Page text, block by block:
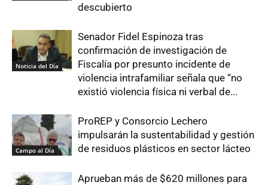
descubierto
Noticia del Día
Senador Fidel Espinoza tras
confirmación de investigación de
Fiscalía por presunto incidente de
violencia intrafamiliar señala que “no
existió violencia física ni verbal de...
Campo al Día
ProREP y Consorcio Lechero
impulsarán la sustentabilidad y gestión
de residuos plásticos en sector lácteo
Aprueban más de $620 millones para